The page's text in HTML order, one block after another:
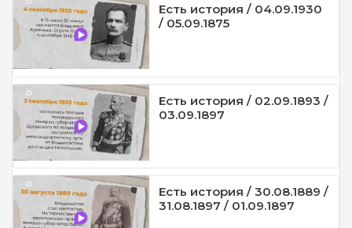
Есть история / 04.09.1930
/ 05.09.1875
Есть история / 02.09.1893 /
03.09.1897
Есть история / 30.08.1889 /
31.08.1897 / 01.09.1897